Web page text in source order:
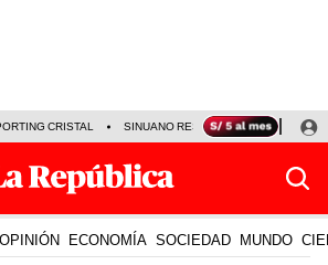
CRISTAL SINUANO RESULTADOS HOY
OPINIÓN ECONOMÍA SOCIEDAD MUNDO